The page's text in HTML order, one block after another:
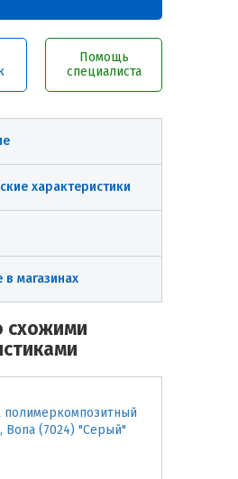
Помощь
специалиста
характеристики
в магазинах
схожими